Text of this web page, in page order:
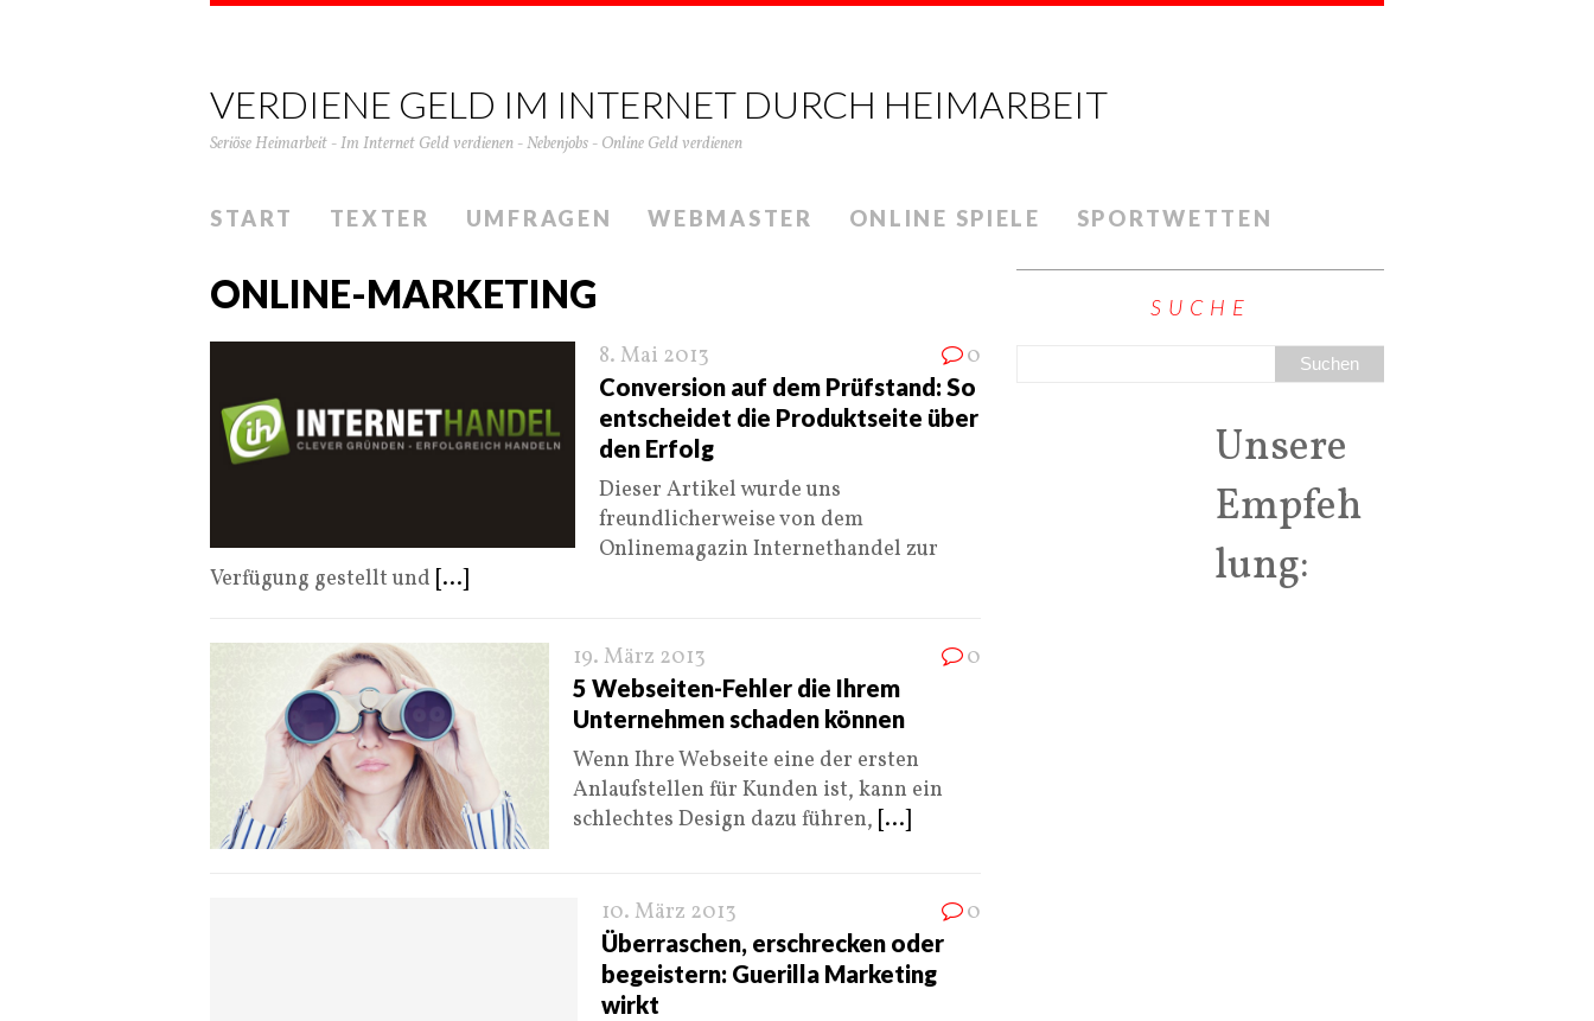
VERDIENE GELD IM INTERNET DURCH HEIMARBEIT
Seriöse Heimarbeit - Im Internet Geld verdienen - Nebenjobs - Online Geld verdienen
START TEXTER UMFRAGEN WEBMASTER ONLINE SPIELE SPORTWETTEN
ONLINE-MARKETING
8. Mai 2013 0
Conversion auf dem Prüfstand: So
entscheidet die Produktseite über
den Erfolg
Dieser Artikel wurde uns
freundlicherweise von dem
Onlinemagazin Internethandel zur
Verfügung gestellt und [...]
19. März 2013 0
5 Webseiten-Fehler die Ihrem
Unternehmen schaden können
Wenn Ihre Webseite eine der ersten
Anlaufstellen für Kunden ist, kann ein
schlechtes Design dazu führen, [...]
10. März 2013 0
Überraschen, erschrecken oder
begeistern: Guerilla Marketing
wirkt
SUCHE
Unsere
Empfeh
lung: